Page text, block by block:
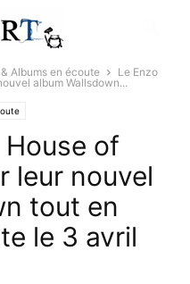
Albums en écoute
Le Enzo
album Wallsdown...
House of
leur nouvel
tout en
le 3 avril